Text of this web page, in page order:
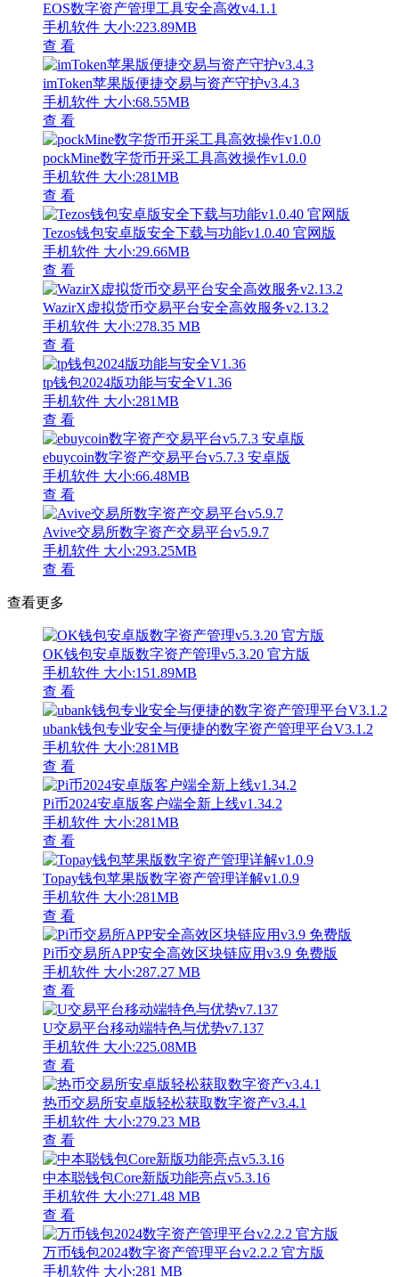
EOS数字资产管理工具安全高效v4.1.1
手机软件 大小:223.89MB
查 看
imToken苹果版便捷交易与资产守护v3.4.3
手机软件 大小:68.55MB
查 看
pockMine数字货币开采工具高效操作v1.0.0
手机软件 大小:281MB
查 看
Tezos钱包安卓版安全下载与功能v1.0.40 官网版
手机软件 大小:29.66MB
查 看
WazirX虚拟货币交易平台安全高效服务v2.13.2
手机软件 大小:278.35 MB
查 看
tp钱包2024版功能与安全V1.36
手机软件 大小:281MB
查 看
ebuycoin数字资产交易平台v5.7.3 安卓版
手机软件 大小:66.48MB
查 看
Avive交易所数字资产交易平台v5.9.7
手机软件 大小:293.25MB
查 看
查看更多
OK钱包安卓版数字资产管理v5.3.20 官方版
手机软件 大小:151.89MB
查 看
ubank钱包专业安全与便捷的数字资产管理平台V3.1.2
手机软件 大小:281MB
查 看
Pi币2024安卓版客户端全新上线v1.34.2
手机软件 大小:281MB
查 看
Topay钱包苹果版数字资产管理详解v1.0.9
手机软件 大小:281MB
查 看
Pi币交易所APP安全高效区块链应用v3.9 免费版
手机软件 大小:287.27 MB
查 看
U交易平台移动端特色与优势v7.137
手机软件 大小:225.08MB
查 看
热币交易所安卓版轻松获取数字资产v3.4.1
手机软件 大小:279.23 MB
查 看
中本聪钱包Core新版功能亮点v5.3.16
手机软件 大小:271.48 MB
查 看
万币钱包2024数字资产管理平台v2.2.2 官方版
手机软件 大小:281 MB